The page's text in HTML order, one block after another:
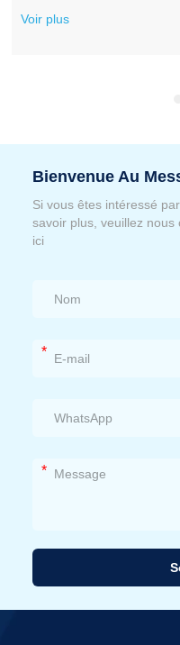
Voir plus
Bienvenue Au
Si vous êtes intéressé
savoir plus, veuillez
ici
*
*